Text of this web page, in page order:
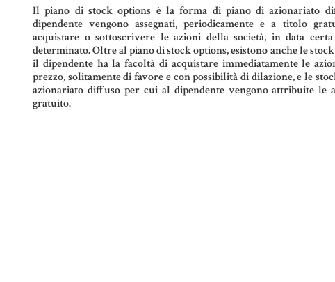
Il piano di stock options è la forma di piano di azionariato
dipendente vengono assegnati, periodicamente e a titolo
acquistare o sottoscrivere le azioni della società, in data
determinato. Oltre al piano di stock options, esistono anche le
il dipendente ha la facoltà di acquistare immediatamente le
prezzo, solitamente di favore e con possibilità di dilazione, e le
azionariato diffuso per cui al dipendente vengono attribuite le
gratuito.